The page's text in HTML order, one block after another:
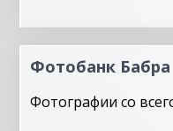
Фотобанк Бабра
Фотографии со